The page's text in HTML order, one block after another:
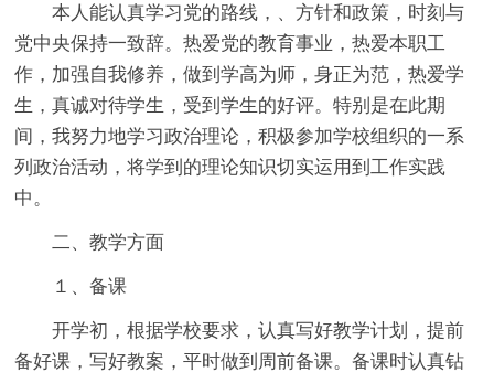
本人能认真学习党的路线，、方针和政策，时刻与
党中央保持一致辞。热爱党的教育事业，热爱本职工
作，加强自我修养，做到学高为师，身正为范，热爱学
生，真诚对待学生，受到学生的好评。特别是在此期
间，我努力地学习政治理论，积极参加学校组织的一系
列政治活动，将学到的理论知识切实运用到工作实践
中。
二、教学方面
１、备课
开学初，根据学校要求，认真写好教学计划，提前
备好课，写好教案，平时做到周前备课。备课时认真钻